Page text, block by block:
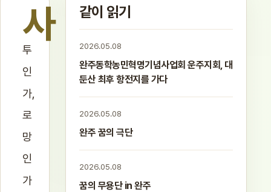
사
투
인
가,
로
망
인
가
같이 읽기
2026.05.08
완주동학농민혁명기념사업회 운주지회, 대
둔산 최후 항전지를 가다
2026.05.08
완주 꿈의 극단
2026.05.08
꿈의 무용단 in 완주